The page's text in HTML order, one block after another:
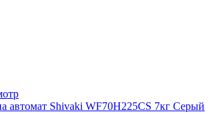
автомат Shivaki WF70H225CS 7кг Серый